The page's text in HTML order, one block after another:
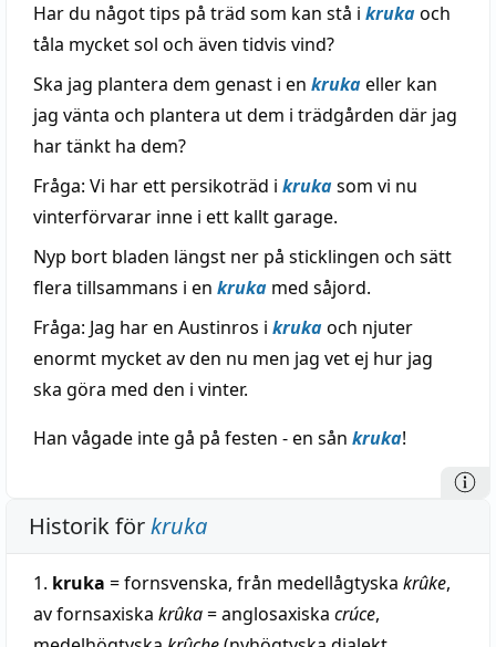
Har du något tips på träd som kan stå i krukaoch
tåla mycket sol och även tidvis vind?
Ska jag plantera dem genast i en krukaeller kan
jag vänta och plantera ut dem i trädgården där jag
har tänkt ha dem?
Fråga: Vi har ett persikoträd i krukasom vi nu
vinterförvarar inne i ett kallt garage.
Nyp bort bladen längst ner på sticklingen och sätt
flera tillsammans i en kruka med såjord.
Fråga: Jag har en Austinros i krukaoch njuter
enormt mycket av den nu men jag vet ej hur jag
ska göra med den i vinter.
Han vågade inte gå på festen - en sån kruka!
Historik förkruka
1. kruka = fornsvenska, från medellågtyska krûke,
av fornsaxiska krûka= anglosaxiska crúce,